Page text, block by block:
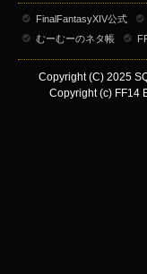
FinalFantasyXIV公式
むーむーのネタ帳
Copyright (C) 2025
Copyright (c) FF14